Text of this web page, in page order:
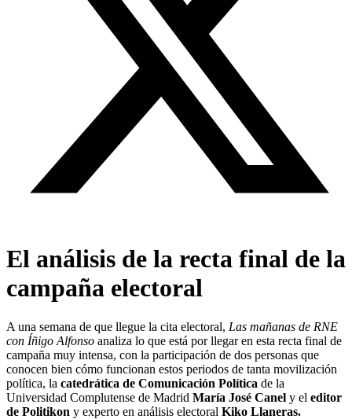
El análisis de la recta final de la
campaña electoral
A una semana de que llegue la cita electoral, Las mañanas de RNE
con Íñigo Alfonso analiza lo que está por llegar en esta recta final de
campaña muy intensa, con la participación de dos personas que
conocen bien cómo funcionan estos periodos de tanta movilización
política, la catedrática de Comunicación Política de la
Universidad Complutense de Madrid María José Canel y el editor
de Politikon y experto en análisis electoral Kiko Llaneras.